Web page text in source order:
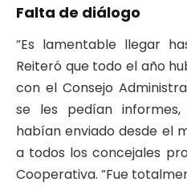
Falta de diálogo
“Es lamentable llegar
Reiteró que todo el año
con el Consejo
se les pedían
habían enviado desde el
a todos los concejales
Cooperativa. “Fue